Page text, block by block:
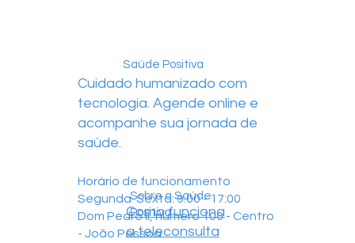
Cuidado humanizado com
tecnologia. Agende online e
acompanhe sua jornada de
saúde.
Horário de funcionamento
Segunda-Sexta: 9:00 - 17:00
Dom Pedro II, número 100 - Centro
- João Pessoa
Sobre a Saúde
Positiva
Como funciona
a teleconsulta
Saúde Positiva